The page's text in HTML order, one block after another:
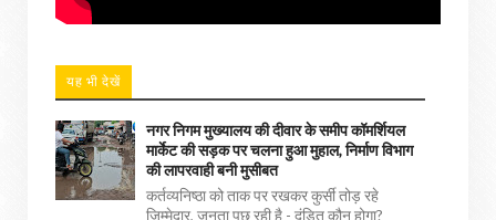
यह भी देखें
नगर निगम मुख्यालय की दीवार के समीप कॉमर्शियल
मार्केट की सड़क पर चलना हुआ मुहाल, निर्माण विभाग
की लापरवाही बनी मुसीबत
कर्तव्यनिष्ठा को ताक पर रखकर कुर्सी तोड़ रहे
जिम्मेदार, जनता पूछ रही है - दंडित कौन होगा?